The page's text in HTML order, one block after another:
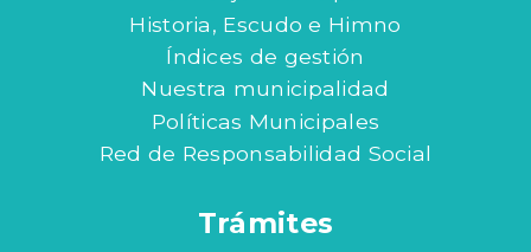
Historia, Escudo e Himno
Índices de gestión
Nuestra municipalidad
Políticas Municipales
Red de Responsabilidad Social
Trámites